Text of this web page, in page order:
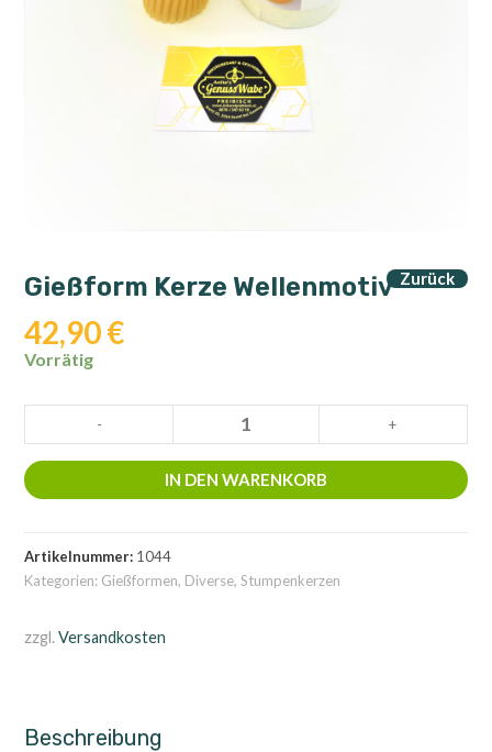
Zurück
Gießform Kerze Wellenmotiv
42,90€
Vorrätig
Kerze
Wellenmotiv
Menge
- +
IN DEN WARENKORB
Artikelnummer: 1044
Kategorien: Gießformen, Diverse,Stumpenkerzen
zzgl.Versandkosten
Beschreibung